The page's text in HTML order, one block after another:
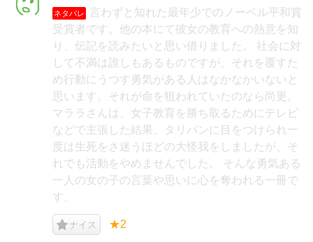
ネタバレ
言わずと知れた最年少でのノーベル平和賞
受賞者です。他の本にて彼女の教育への熱意を知
り、伝記を読みたいと思い借りました。 社会に対
して不満は誰しもあるものですが、それを覆すた
め行動にうつす勇気がある人はなかなかいないと
思います。それが命を狙われていたのなら尚更。
マララさんは、女子教育を勝ち取るためにテレビ
などで主張した結果、タリバンに目をつけられ一
度は生死をさ迷うほどの大怪我をしましたが、そ
れでも活動をやめませんでした。 そんな勇気ある
一人の女の子の言葉や思いに心を奪われる一冊で
す。
ナイス ★2